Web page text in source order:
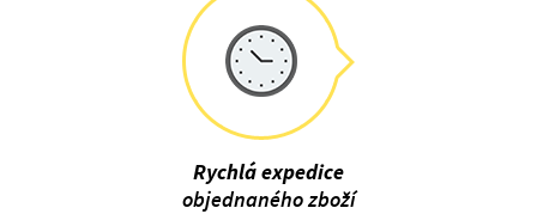
Rychlá expedice
objednaného zboží